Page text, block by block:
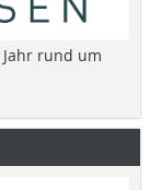
rund um